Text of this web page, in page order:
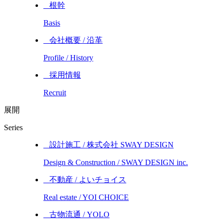
_ 根幹
Basis
_ 会社概要 / 沿革
Profile / History
_ 採用情報
Recruit
展開
Series
_ 設計施工 / 株式会社 SWAY DESIGN
Design & Construction / SWAY DESIGN inc.
_ 不動産 / よいチョイス
Real estate / YOI CHOICE
_ 古物流通 / YOLO